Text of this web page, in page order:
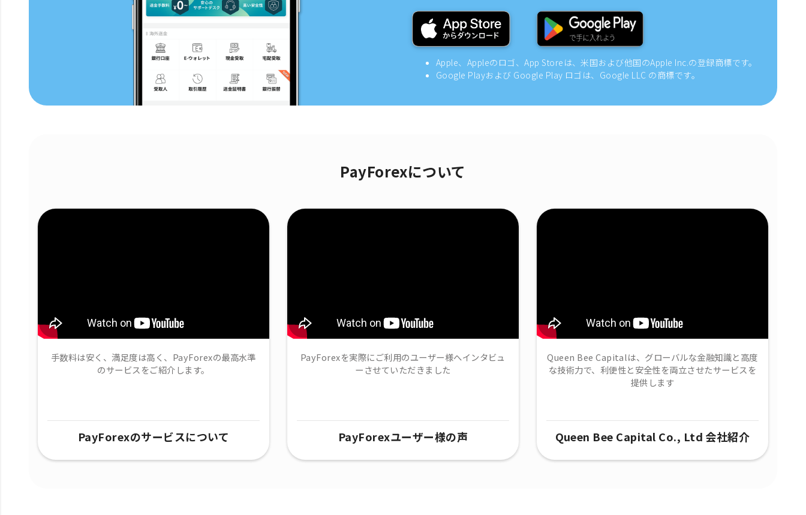
Apple、Appleのロゴ、App Storeは、米国および他国のApple Inc.の登録商標です。
Google Playおよび Google Play ロゴは、Google LLC の商標です。
PayForexについて
手数料は安く、満足度は高く、PayForexの最高水準
のサービスをご紹介します。
PayForexのサービスについて
PayForexを実際にご利用のユーザー様へインタビュ
ーさせていただきました
PayForexユーザー様の声​
Queen Bee Capitalは、グローバルな金融知識と高度
な技術力で、​利便性と安全性を両立させたサービスを
提供します
Queen Bee Capital Co., Ltd 会社紹介